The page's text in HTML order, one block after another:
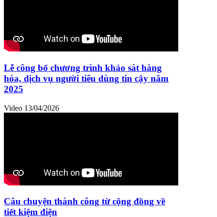
Lễ công bố chương trình khảo sát hàng
hóa, dịch vụ người tiêu dùng tin cậy năm
2025
Video 13/04/2026
Câu chuyện thành công từ cộng đồng về
tiết kiệm điện